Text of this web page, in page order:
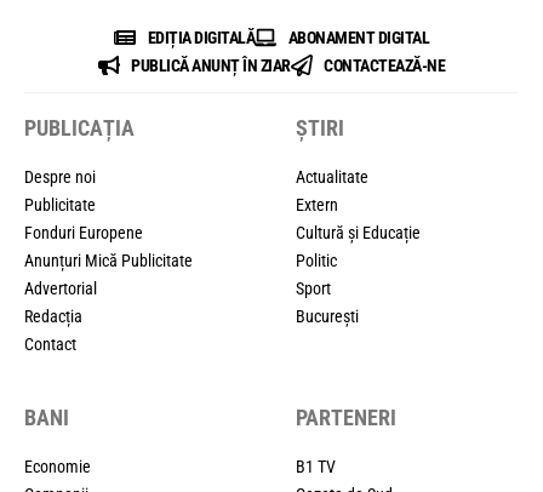
EDIȚIA DIGITALĂ
ABONAMENT DIGITAL
PUBLICĂ ANUNȚ ÎN ZIAR
CONTACTEAZĂ-NE
PUBLICAȚIA
Despre noi
Publicitate
Fonduri Europene
Anunțuri Mică Publicitate
Advertorial
Redacția
Contact
ȘTIRI
Actualitate
Extern
Cultură și Educație
Politic
Sport
București
BANI
Economie
PARTENERI
B1 TV